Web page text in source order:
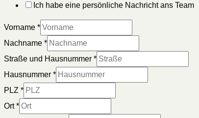
Ich habe eine persönliche Nachricht ans Team
Vorname *
Nachname *
Straße und Hausnummer *
Hausnummer *
PLZ *
Ort*